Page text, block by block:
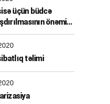
üçün büdcə
önəmi
təlimi